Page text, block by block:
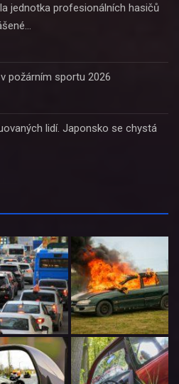
jednotka profesionálních hasičů
požárním sportu 2026
lidí. Japonsko se chystá